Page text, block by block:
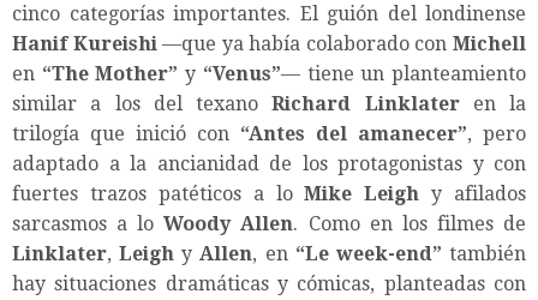
cinco categorías importantes. El guión del londinense
Hanif Kureishi —que ya había colaborado conMichell
en “The Mother” y “Venus”— tiene un planteamiento
similar a los del texanoRichard Linklateren la
trilogía que inició con “Antes del amanecer”, pero
adaptado a la ancianidad de los protagonistas y con
fuertes trazos patéticos a loMike Leigh y afilados
sarcasmos a loWoody Allen. Como en los filmes de
Linklater,Leigh y Allen, en “Le week-end” también
hay situaciones dramáticas y cómicas, planteadas con